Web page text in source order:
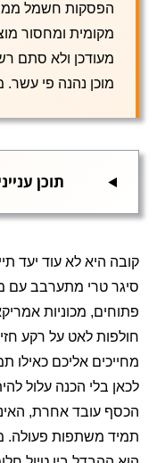
הפסקות חשמל
מקומית ומחסור
מעודכן ולא סתם
מוכן נהנה פי
תוכן
קובה היא לא עוד יעד
סיגר טרי מתערבב עם
פתוחים, מכוניות
חולפות לאט על רקע
מחייכים אליכם כאילו
לכאן בלי הכנה עלול
הכסף עובד אחרת,
תמיד משתפות פעולה.